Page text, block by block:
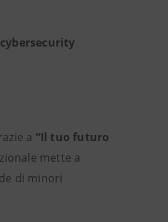
a “Il tuo futuro
mette a
di minori